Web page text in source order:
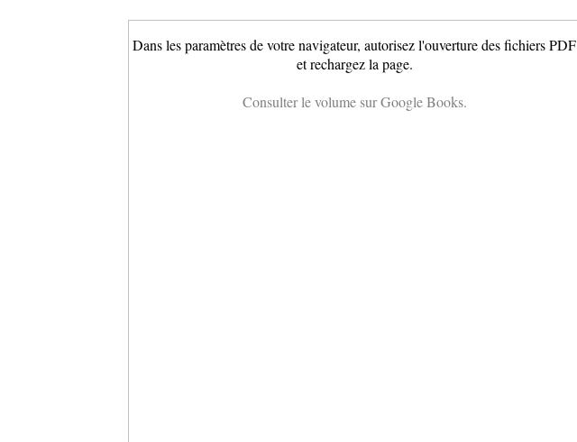
Dans les paramètres de votre navigateur, autorisez l'ouverture des fichiers PDF
et rechargez la page.
Consulter le volume sur Google Books.